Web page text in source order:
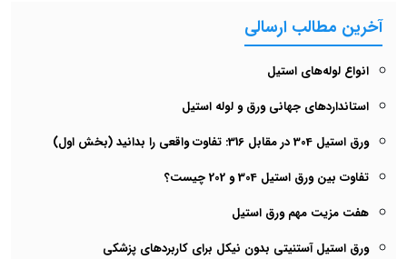
آخرین مطالب ارسالی
انواع لوله‌های استیل
استانداردهای جهانی ورق و لوله استیل
ورق استیل 304 در مقابل 316: تفاوت واقعی را بدانید (بخش اول)
تفاوت بین ورق استیل 304 و 202 چیست؟
هفت مزیت مهم ورق استیل
ورق استیل آستنیتی بدون نیکل برای کاربردهای پزشکی